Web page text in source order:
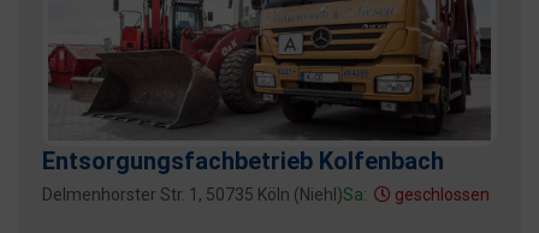
Entsorgungsfachbetrieb Kolfenbach
Delmenhorster Str. 1, 50735 Köln (Niehl)Sa: geschlossen